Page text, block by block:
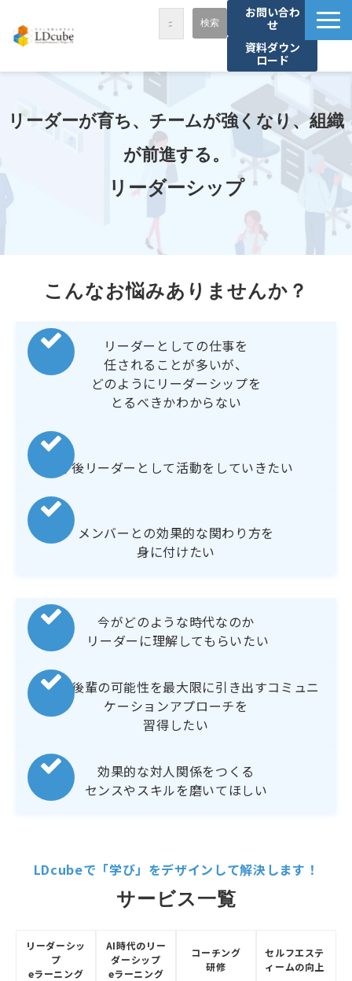
お問い合わ
せ
資料ダウン
ロード
LDcubeが選ばれる理由
サービス一覧
課題から探す
事例紹介
セミナー・講座
資料ダウンロード
パートナー募集
リーダーが育ち、チームが強くなり、組織
が前進する。
リーダーシップ
こんなお悩みありませんか？
リーダーとしての仕事を
任されることが多いが、
どのようにリーダーシップを
とるべきかわからない
今後リーダーとして活動をしていきたい
メンバーとの効果的な関わり方を
身に付けたい
今がどのような時代なのか
リーダーに理解してもらいたい
部下・後輩の可能性を最大限に引き出すコミュニ
ケーションアプローチを
習得したい
効果的な対人関係をつくる
センスやスキルを磨いてほしい
LDcubeで「学び」をデザインして解決します！
サービス一覧
リーダーシッ
プ
eラーニング
AI時代のリー
ダーシップ
eラーニング
コーチング
研修
セルフエステ
ィームの向上